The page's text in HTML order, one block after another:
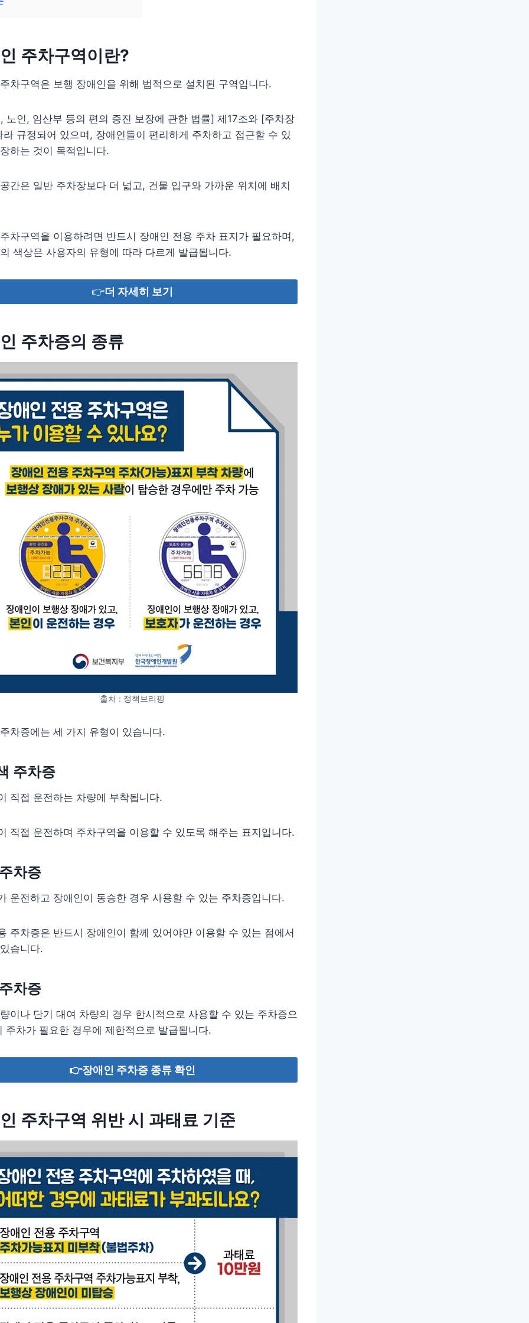
주차구역이란?
차구역은 보행 장애인을 위해 법적으로 설치된 구역입니다.
노인, 임산부 등의 편의 증진 보장에 관한 법률] 제17조와 [주차장
라 규정되어 있으며, 장애인들이 편리하게 주차하고 접근할 수 있
하는 것이 목적입니다.
간은 일반 주차장보다 더 넓고, 건물 입구와 가까운 위치에 배치
차구역을 이용하려면 반드시 장애인 전용 주차 표지가 필요하며,
색상은 사용자의 유형에 따라 다르게 발급됩니다.
👉더 자세히 보기
주차증의 종류
출처 : 정책브리핑
차증에는 세 가지 유형이 있습니다.
주차증
직접 운전하는 차량에 부착됩니다.
직접 운전하며 주차구역을 이용할 수 있도록 해주는 표지입니다.
차증
운전하고 장애인이 동승한 경우 사용할 수 있는 주차증입니다.
주차증은 반드시 장애인이 함께 있어야만 이용할 수 있는 점에서
습니다.
차증
이나 단기 대여 차량의 경우 한시적으로 사용할 수 있는 주차증으
주차가 필요한 경우에 제한적으로 발급됩니다.
👉장애인 주차증 종류 확인
주차구역 위반 시 과태료 기준